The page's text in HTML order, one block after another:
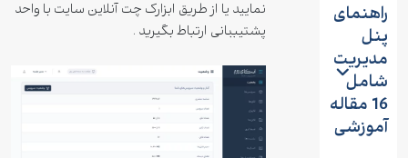
راهنمای
پنل
مدیریت
شامل
16 مقاله
آموزشی
نمایید یا از طریق ابزارک چت آنلاین سایت با واحد
پشتیببانی ارتباط بگیرید .